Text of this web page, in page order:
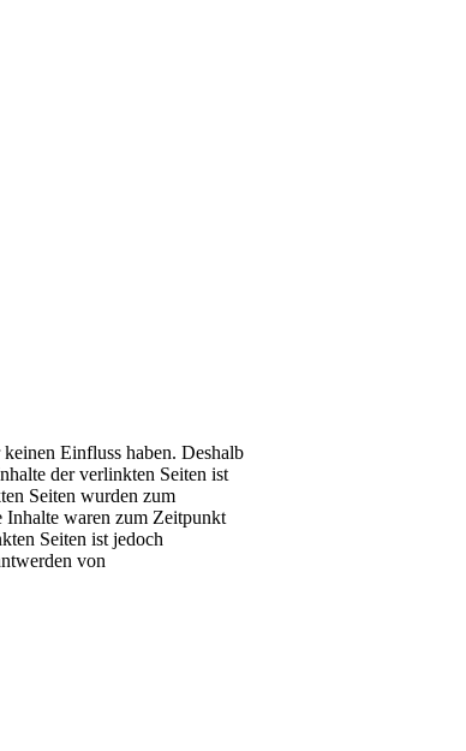
Einfluss haben. Deshalb
der verlinkten Seiten ist
Seiten wurden zum
waren zum Zeitpunkt
Seiten ist jedoch
von